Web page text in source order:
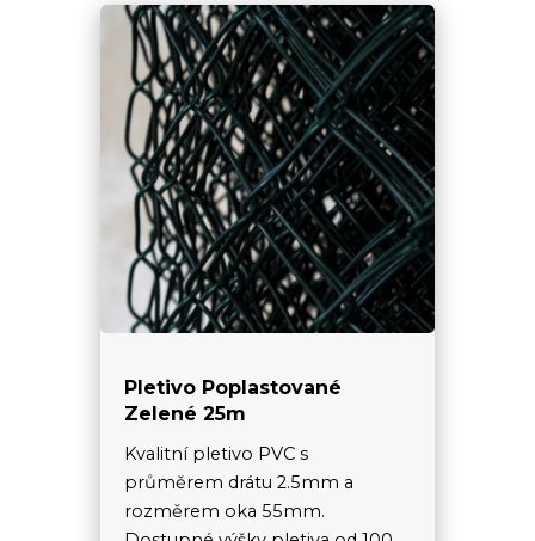
Pletivo Poplastované
Zelené 25m
Kvalitní pletivo PVC s
průměrem drátu 2.5mm a
rozměrem oka 55mm.